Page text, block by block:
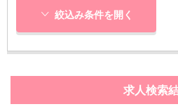
絞込み条件を開く
求人検索